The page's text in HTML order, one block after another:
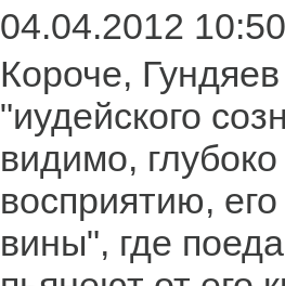
04.04.2012 10:50
Короче,
"иудейского
видимо,
восприятию,
вины", где